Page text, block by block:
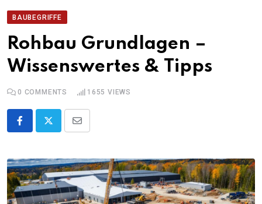
BAUBEGRIFFE
Rohbau Grundlagen –
Wissenswertes & Tipps
0 COMMENTS 1655 VIEWS
Share
Email